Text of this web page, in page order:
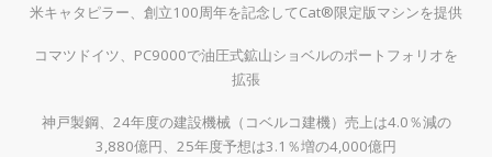
米キャタピラー、創立100周年を記念してCat®限定版マシンを提供
コマツドイツ、PC9000で油圧式鉱山ショベルのポートフォリオを
拡張
神戸製鋼、24年度の建設機械（コベルコ建機）売上は4.0％減の
3,880億円、25年度予想は3.1％増の4,000億円